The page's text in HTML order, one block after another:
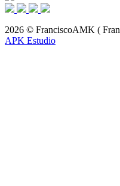
2026 © FranciscoAMK (
APK Estudio